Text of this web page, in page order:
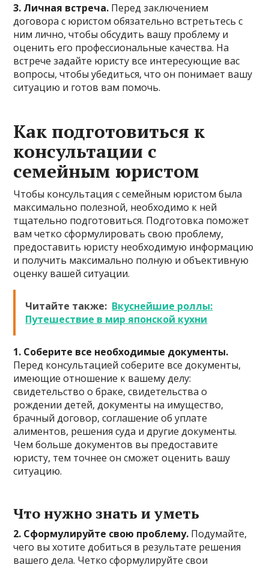
3. Личная встреча. Перед заключением
договора с юристом обязательно встретьтесь с
ним лично, чтобы обсудить вашу проблему и
оценить его профессиональные качества. На
встрече задайте юристу все интересующие вас
вопросы, чтобы убедиться, что он понимает вашу
ситуацию и готов вам помочь.
Как подготовиться к
консультации с
семейным юристом
Чтобы консультация с семейным юристом была
максимально полезной, необходимо к ней
тщательно подготовиться. Подготовка поможет
вам четко сформулировать свою проблему,
предоставить юристу необходимую информацию
и получить максимально полную и объективную
оценку вашей ситуации.
Читайте также: Вкуснейшие роллы:
Путешествие в мир японской кухни
1. Соберите все необходимые документы.
Перед консультацией соберите все документы,
имеющие отношение к вашему делу:
свидетельство о браке, свидетельства о
рождении детей, документы на имущество,
брачный договор, соглашение об уплате
алиментов, решения суда и другие документы.
Чем больше документов вы предоставите
юристу, тем точнее он сможет оценить вашу
ситуацию.
Что нужно знать и уметь
2. Сформулируйте свою проблему. Подумайте,
чего вы хотите добиться в результате решения
вашего дела. Четко сформулируйте свои